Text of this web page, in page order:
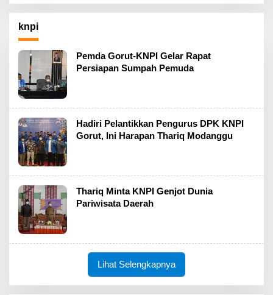
knpi
Pemda Gorut-KNPI Gelar Rapat
Persiapan Sumpah Pemuda
Hadiri Pelantikkan Pengurus DPK KNPI
Gorut, Ini Harapan Thariq Modanggu
Thariq Minta KNPI Genjot Dunia
Pariwisata Daerah
Lihat Selengkapnya